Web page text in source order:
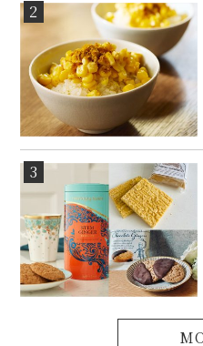
2
3